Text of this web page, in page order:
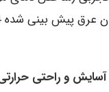
و راحتی